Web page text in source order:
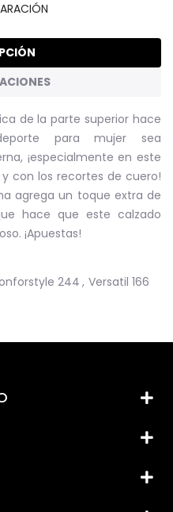
de la parte superior hace
para mujer sea
¡especialmente en este
con los recortes de cuero!
agrega un toque extra de
hace que este calzado
¡Apuestas!
244 , Versatil 166